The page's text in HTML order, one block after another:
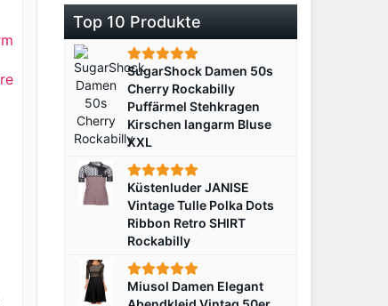
Top 10 Produkte
SugarShock Damen 50s
Cherry Rockabilly
Puffärmel Stehkragen
Kirschen langarm Bluse
XXL
Küstenluder JANISE
Vintage Tulle Polka Dots
Ribbon Retro SHIRT
Rockabilly
Miusol Damen Elegant